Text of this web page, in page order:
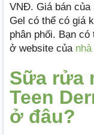
VNĐ. Giá bán của
Gel có thể có giá
phân phối. Bạn
ở website của
Sữa rửa
Teen
ở đâu?